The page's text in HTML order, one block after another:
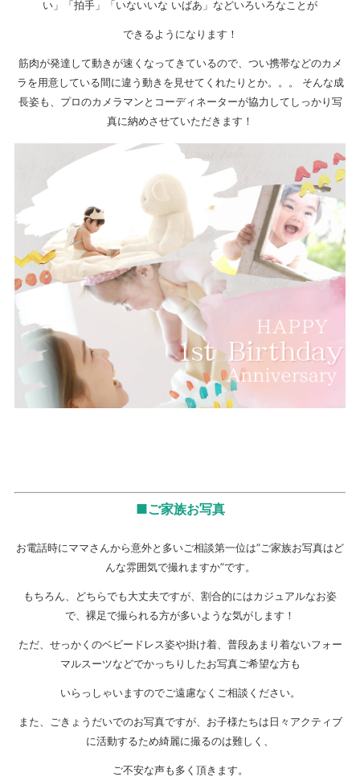
い」「拍手」「いないいな いばあ」などいろいろなことが
できるようになります！
筋肉が発達して動きが速くなってきているので、つい携帯などのカメ
ラを用意している間に違う動きを見せてくれたりとか。。。 そんな成
長姿も、プロのカメラマンとコーディネーターが協力してしっかり写
真に納めさせていただきます！
■ご家族お写真
お電話時にママさんから意外と多いご相談第一位は”ご家族お写真はど
んな雰囲気で撮れますか”です。
もちろん、どちらでも大丈夫ですが、割合的にはカジュアルなお姿
で、裸足で撮られる方が多いような気がします！
ただ、せっかくのベビードレス姿や掛け着、普段あまり着ないフォー
マルスーツなどでかっちりしたお写真ご希望な方も
いらっしゃいますのでご遠慮なくご相談ください。
また、ごきょうだいでのお写真ですが、お子様たちは日々アクティブ
に活動するため綺麗に撮るのは難しく、
ご不安な声も多く頂きます。